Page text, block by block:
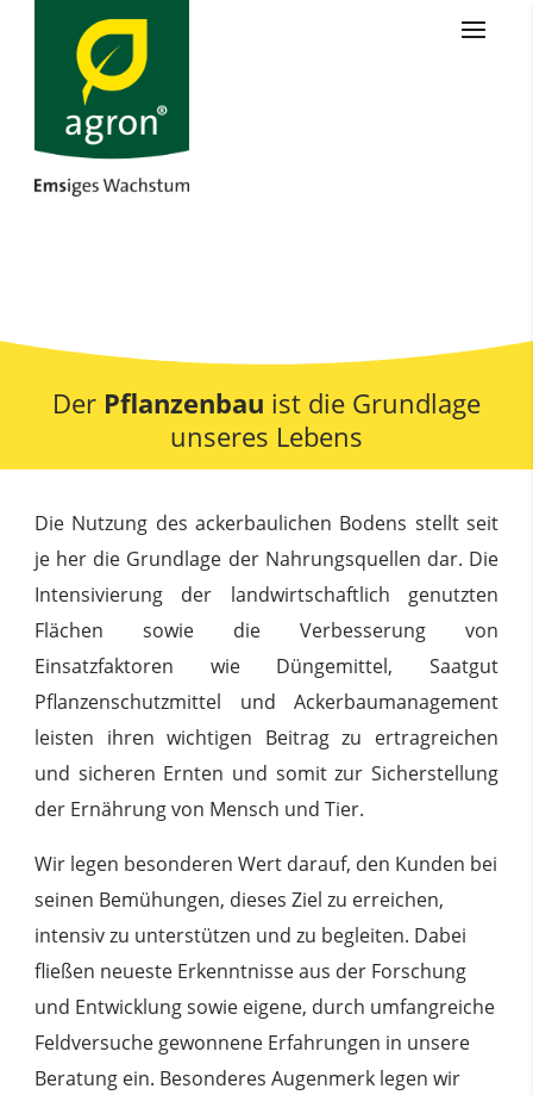
Der Pflanzenbau ist die Grundlage
unseres Lebens
Die Nutzung des ackerbaulichen Bodens stellt seit
je her die Grundlage der Nahrungsquellen dar. Die
Intensivierung der landwirtschaftlich genutzten
Flächen sowie die Verbesserung von
Einsatzfaktoren wie Düngemittel, Saatgut
Pflanzenschutzmittel und Ackerbaumanagement
leisten ihren wichtigen Beitrag zu ertragreichen
und sicheren Ernten und somit zur Sicherstellung
der Ernährung von Mensch und Tier.
Wir legen besonderen Wert darauf, den Kunden bei
seinen Bemühungen, dieses Ziel zu erreichen,
intensiv zu unterstützen und zu begleiten. Dabei
fließen neueste Erkenntnisse aus der Forschung
und Entwicklung sowie eigene, durch umfangreiche
Feldversuche gewonnene Erfahrungen in unsere
Beratung ein. Besonderes Augenmerk legen wir